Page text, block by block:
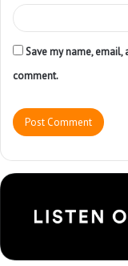
Save my name,
comment.